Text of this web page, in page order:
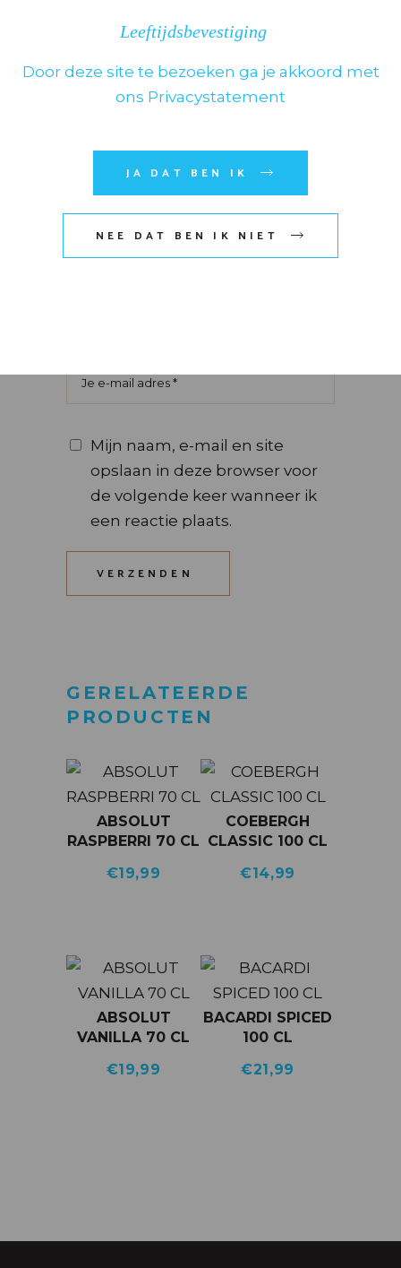
Leeftijdsbevestiging
Door deze site te bezoeken ga je akkoord met
ons Privacystatement
JA DAT BEN IK
NEE DAT BEN IK NIET
Kies het aantal sterren
Mijn naam, e-mail en site
opslaan in deze browser voor
de volgende keer wanneer ik
een reactie plaats.
VERZENDEN
GERELATEERDE
PRODUCTEN
ABSOLUT
RASPBERRI 70 CL
€19,99
COEBERGH
CLASSIC 100 CL
€14,99
ABSOLUT
VANILLA 70 CL
€19,99
BACARDI SPICED
100 CL
€21,99